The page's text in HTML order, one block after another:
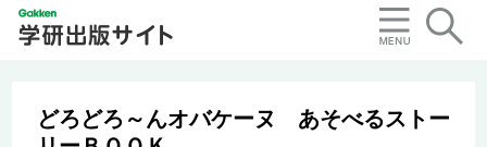
どろどろ～んオバケーヌ あそべるストー